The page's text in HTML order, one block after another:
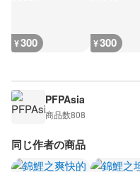
¥300 ¥300
PFPAsia
商品数808
同じ作者の商品